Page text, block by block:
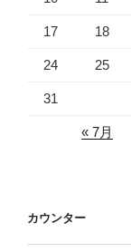
17 18
24 25
31
« 7月
カウンター